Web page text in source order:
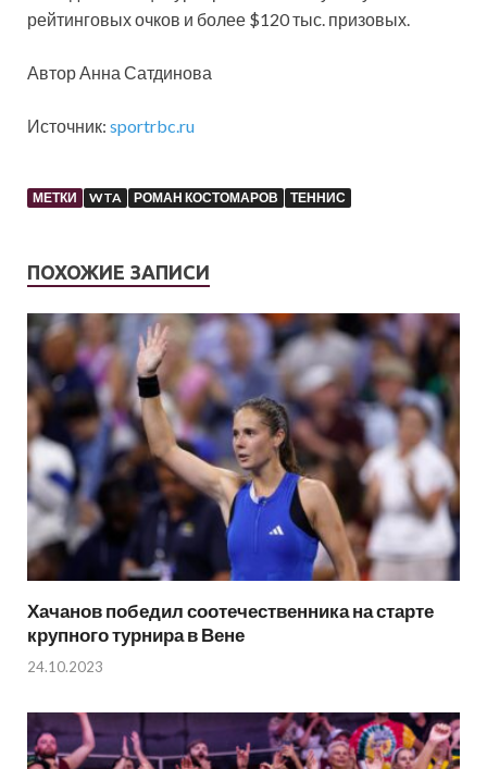
рейтинговых очков и более $120 тыс. призовых.
Автор Анна Сатдинова
Источник: sportrbc.ru
МЕТКИ WTA РОМАН КОСТОМАРОВ ТЕННИС
ПОХОЖИЕ ЗАПИСИ
Хачанов победил соотечественника на старте
крупного турнира в Вене
24.10.2023